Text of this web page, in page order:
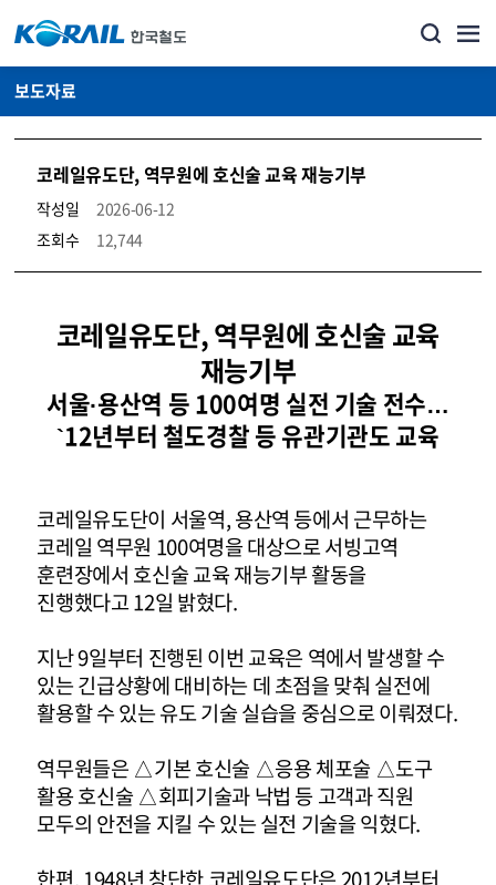
보도자료
코레일유도단, 역무원에 호신술 교육 재능기부
작성일
2026-06-12
조회수
12,744
뉴스·홍보_보도자료 상세보기 – 내용, 파일, 담당자 연락처로 구성
코레일유도단, 역무원에 호신술 교육
재능기부
서울·용산역 등 100여명 실전 기술 전수…
`12년부터 철도경찰 등 유관기관도 교육
코레일유도단이 서울역, 용산역 등에서 근무하는
코레일 역무원 100여명을 대상으로 서빙고역
훈련장에서 호신술 교육 재능기부 활동을
진행했다고 12일 밝혔다.
지난 9일부터 진행된 이번 교육은 역에서 발생할 수
있는 긴급상황에 대비하는 데 초점을 맞춰 실전에
활용할 수 있는 유도 기술 실습을 중심으로 이뤄졌다.
역무원들은 △기본 호신술 △응용 체포술 △도구
활용 호신술 △회피기술과 낙법 등 고객과 직원
모두의 안전을 지킬 수 있는 실전 기술을 익혔다.
한편, 1948년 창단한 코레일유도단은 2012년부터